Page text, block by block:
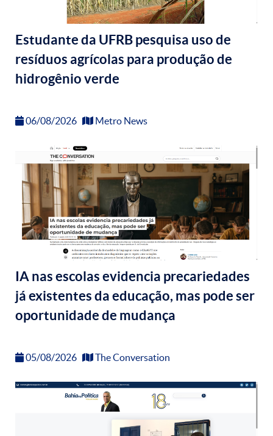
Estudante da UFRB pesquisa uso de
resíduos agrícolas para produção de
hidrogênio verde
06/08/2026 Metro News
IA nas escolas evidencia precariedades
já existentes da educação, mas pode ser
oportunidade de mudança
05/08/2026 The Conversation